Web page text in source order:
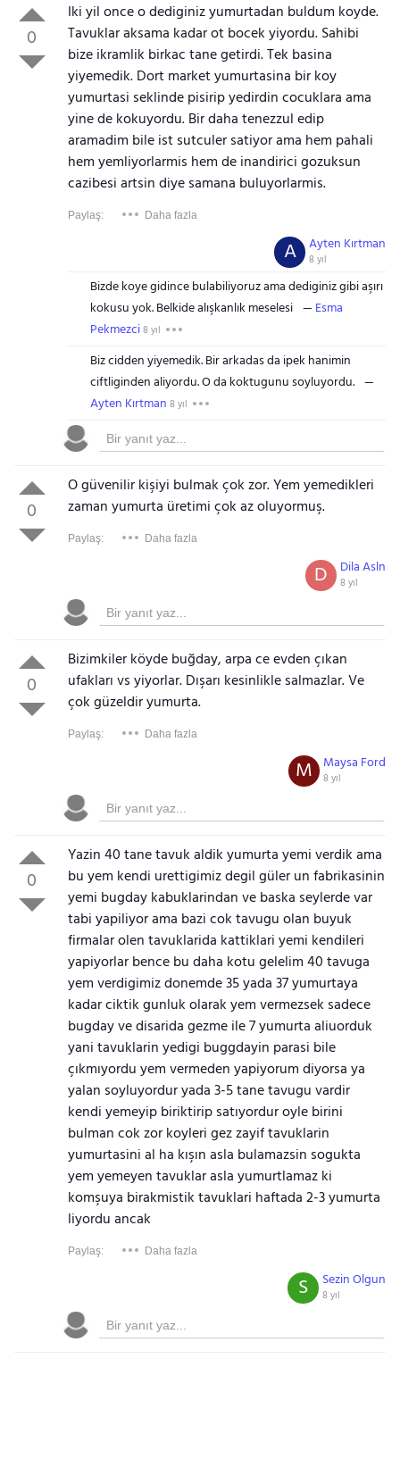
0
Iki yil once o dediginiz yumurtadan buldum koyde.
Tavuklar aksama kadar ot bocek yiyordu. Sahibi
bize ikramlik birkac tane getirdi. Tek basina
yiyemedik. Dort market yumurtasina bir koy
yumurtasi seklinde pisirip yedirdin cocuklara ama
yine de kokuyordu. Bir daha tenezzul edip
aramadim bile ist sutculer satiyor ama hem pahali
hem yemliyorlarmis hem de inandirici gozuksun
cazibesi artsin diye samana buluyorlarmis.
Paylaş: Daha fazla
Ayten Kırtman
8 yıl
A
Bizde koye gidince bulabiliyoruz ama dediginiz gibi aşırı
kokusu yok. Belkide alışkanlık meselesi
Esma
Pekmezci8 yıl
Biz cidden yiyemedik. Bir arkadas da ipek hanimin
ciftliginden aliyordu. O da koktugunu soyluyordu.
Ayten Kırtman 8 yıl
0
O güvenilir kişiyi bulmak çok zor. Yem yemedikleri
zaman yumurta üretimi çok az oluyormuş.
Paylaş: Daha fazla
Dila Asln
8 yıl
D
0
Bizimkiler köyde buğday, arpa ce evden çıkan
ufakları vs yiyorlar. Dışarı kesinlikle salmazlar. Ve
çok güzeldir yumurta.
Paylaş: Daha fazla
Maysa Ford
8 yıl
M
0
Yazin 40 tane tavuk aldik yumurta yemi verdik ama
bu yem kendi urettigimiz degil güler un fabrikasinin
yemi bugday kabuklarindan ve baska seylerde var
tabi yapiliyor ama bazi cok tavugu olan buyuk
firmalar olen tavuklarida kattiklari yemi kendileri
yapiyorlar bence bu daha kotu gelelim 40 tavuga
yem verdigimiz donemde 35 yada 37 yumurtaya
kadar ciktik gunluk olarak yem vermezsek sadece
bugday ve disarida gezme ile 7 yumurta aliuorduk
yani tavuklarin yedigi buggdayin parasi bile
çıkmıyordu yem vermeden yapiyorum diyorsa ya
yalan soyluyordur yada 3-5 tane tavugu vardir
kendi yemeyip biriktirip satıyordur oyle birini
bulman cok zor koyleri gez zayif tavuklarin
yumurtasini al ha kışın asla bulamazsin sogukta
yem yemeyen tavuklar asla yumurtlamaz ki
komşuya birakmistik tavuklari haftada 2-3 yumurta
liyordu ancak
Paylaş: Daha fazla
Sezin Olgun
8 yıl
S